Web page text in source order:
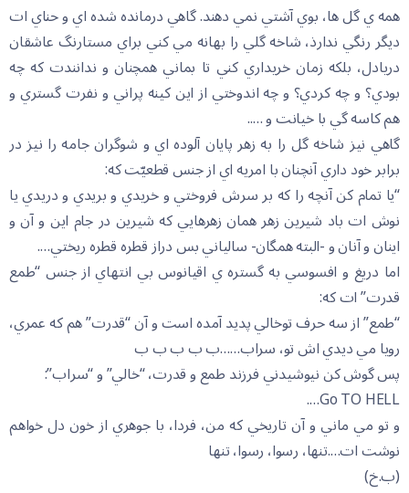
همه ي گل ها، بوي آشتي نمي دهند. گاهي درمانده شده اي و حناي ات
ديگر رنگي ندارذ، شاخه گلي را بهانه مي کني براي مستارنگ عاشقان
دريادل، بلکه زمان خريداري کني تا بماني همچنان و ندانندت که چه
بودي؟ و چه کردي؟ و چه اندوختي از اين کينه پراني و نفرت گستري و
هم کاسه گي با خيانت و …..
گاهي نيز شاخه گل را به زهر پايان آلوده اي و شوگران جامه را نيز در
برابر خود داري آنچنان با امريه اي از جنس قطعيّت که:
“يا تمام کن آنچه را که بر سرش فروختي و خريدي و بريدي و دريدي يا
نوش ات باد شيرين زهر همان زهرهايي که شيرين در جام اين و آن و
اينان و آنان و -البته همگان- سالياني بس دراز قطره قطره ريختي….
اما دريغ و افسوسي به گستره ي اقيانوس بي انتهاي از جنس “طمع
قدرت” ات که:
“طمع” از سه حرف توخالي پديد آمده است و آن “قدرت” هم که عمري،
رويا مي ديدي اش تو، سراب……ب ب ب ب ب
پس گوش کن نيوشيدني فرزند طمع و قدرت، “خالي” و “سراب”:
Go TO HELL….
و تو مي ماني و آن تاريخي که من، فردا، با جوهري از خون دل خواهم
نوشت ات….تنها، رسوا، رسوا، تنها
(ب.خ)